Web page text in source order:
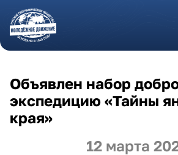
Перейти к основному содержанию
12 марта
Объявлен набор
экспедицию «Тайны
края»